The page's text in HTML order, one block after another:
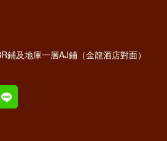
及地庫一層AJ鋪（金龍酒店對面）